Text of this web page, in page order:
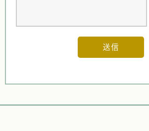
送信